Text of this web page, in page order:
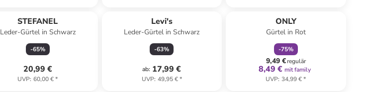
STEFANEL
Leder-Gürtel in Schwarz
-65%
20,99 €
UVP: 60,00 €*
Levi's
Leder-Gürtel in Schwarz
-63%
ab: 17,99 €
UVP: 49,95 €*
ONLY
Gürtel in Rot
-75%
9,49 €regulär
8,49 € mit family
UVP: 34,99 €*